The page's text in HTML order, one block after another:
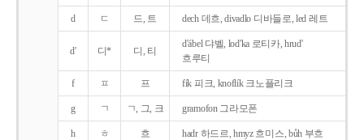
d ㄷ 드, 트 dech 데흐, divadlo 디바들로, led 레트
d' 디* 디, 티
d'ábel 댜벨, lod'ka 로티카, hrud'
흐루티
f ㅍ 프 fík 피크, knoflík 크노플리크
g ㄱ ㄱ, 그, 크 gramofon 그라모폰
h ㅎ 흐 hadr 하드르, hmyz 흐미스, bůh 부흐